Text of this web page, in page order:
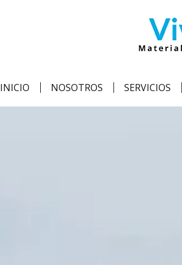
INICIO NOSOTROS SERVICIOS